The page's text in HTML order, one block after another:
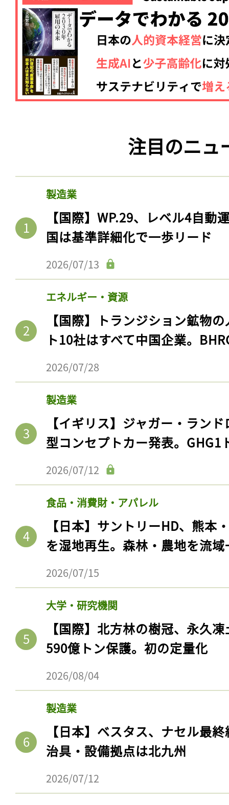
注目のニュ
製造業
【国際】WP.29、レベル4自動
国は基準詳細化で一歩リード
2026/07/13
エネルギー・資源
【国際】トランジション鉱物
ト10社はすべて中国企業。
2026/07/28
製造業
【イギリス】ジャガー・ラン
型コンセプトカー発表。GHG1
2026/07/12
食品・消費財・アパレル
【日本】サントリーHD、熊本
を湿地再生。森林・農地を流
2026/07/15
大学・研究機関
【国際】北方林の樹冠、永久
590億トン保護。初の定量化
2026/08/04
製造業
【日本】ベスタス、ナセル最
治具・設備拠点は北九州
2026/07/12